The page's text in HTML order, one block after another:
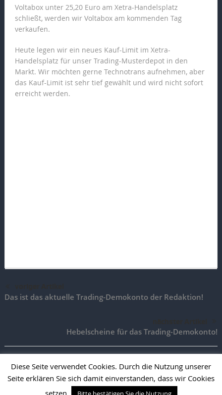
Voltabox unter 25,20 Euro am Xetra-Handelsplatz
schließt, werden wir Voltabox am kommenden Tag
verkaufen.
Heute legen wir ein neues Kauf-Limit im Xetra-
Handelsplatz für unser Trading-Musterdepot in den
Markt. Wir möchten gerne Technotrans aufnehmen, aber
das Kauf-Limit ist sehr tief gewählt und wird nicht sofort
erreicht werden.
Das ist das aktuelle Trading-Demokonto der Redaktion!
Hebelscheine für das Trading-Demokonto!
TradingAktien.de |Impressum|Vertrag widerrufen|Vertrag
kündigen
Diese Seite verwendet Cookies. Durch die Nutzung unserer
Seite erklären Sie sich damit einverstanden, dass wir Cookies